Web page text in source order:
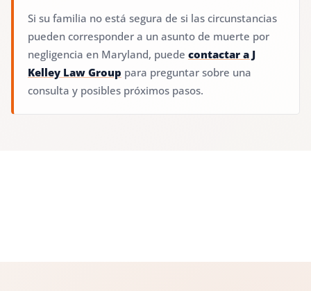
Si su familia no está segura de si las circunstancias
pueden corresponder a un asunto de muerte por
negligencia en Maryland, puede contactar a J
Kelley Law Group para preguntar sobre una
consulta y posibles próximos pasos.